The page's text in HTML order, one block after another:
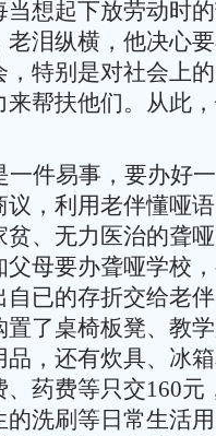
想起下放劳动时
泪纵横，他决心
特别是对社会上
来帮扶他们。从此
件易事，要办好一
，利用老伴懂哑
贫、无力医治的聋
母要办聋哑学校
自已的存折交给老
了桌椅板凳、教
品，还有炊具、冰
、药费等只交160元
的洗刷等日常生活